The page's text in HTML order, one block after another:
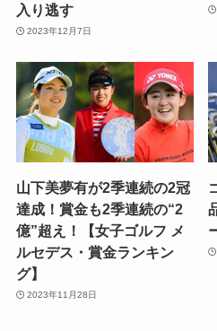
入り逃す
2023年12月7日
山下美夢有が2季連続の2冠
達成！賞金も2季連続の“2
億”超え！【女子ゴルフ メ
ルセデス・賞金ランキン
グ】
2023年11月28日